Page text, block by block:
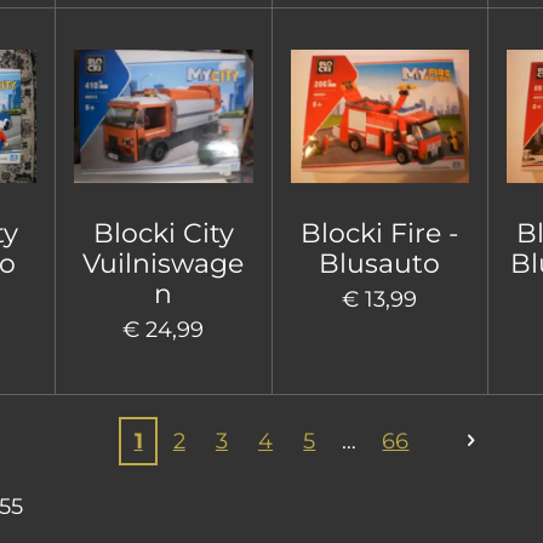
Blocki City
Vuilniswage
n
€ 24,99
Blocki Fire -
Blusauto
€ 13,99
1 2 3 4 5 66